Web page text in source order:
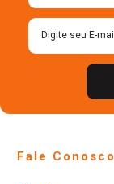
Fale Conosco